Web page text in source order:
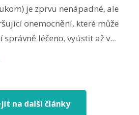
je zprvu nenápadné, ale
onemocnění, které může
správně léčeno, vyústit až v...
na další články